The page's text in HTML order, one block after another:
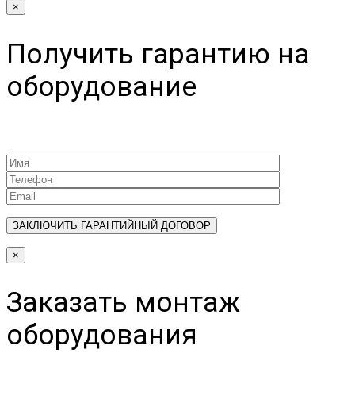
×
Получить гарантию на
оборудование
×
Заказать монтаж
оборудования